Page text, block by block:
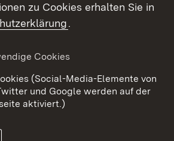
Datenschutz
Cookies
zu Cookies erhalten Sie in
.
Cookies
(Social-Media-Elemente von
und Google werden auf der
aktiviert.)